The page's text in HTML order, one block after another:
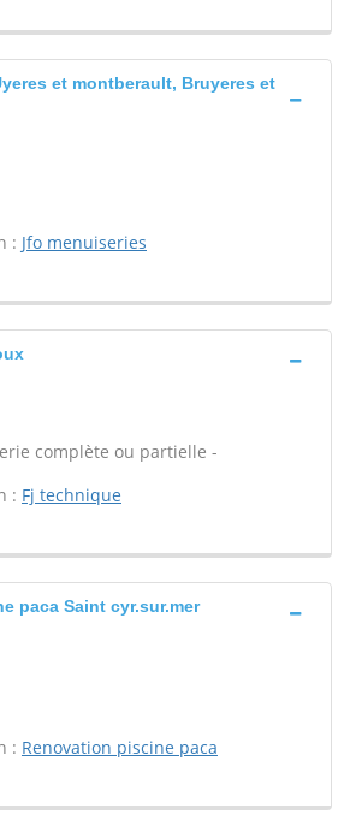
et montberault, Bruyeres et
: Jfo menuiseries
complète ou partielle -
: Fj technique
paca Saint cyr.sur.mer
: Renovation piscine paca